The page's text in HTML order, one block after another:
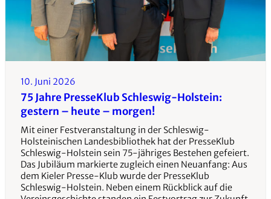
10. Juni 2026
75 Jahre PresseKlub Schleswig-Holstein:
gestern – heute – morgen!
Mit einer Festveranstaltung in der Schleswig-
Holsteinischen Landesbibliothek hat der PresseKlub
Schleswig-Holstein sein 75-jähriges Bestehen gefeiert.
Das Jubiläum markierte zugleich einen Neuanfang: Aus
dem Kieler Presse-Klub wurde der PresseKlub
Schleswig-Holstein. Neben einem Rückblick auf die